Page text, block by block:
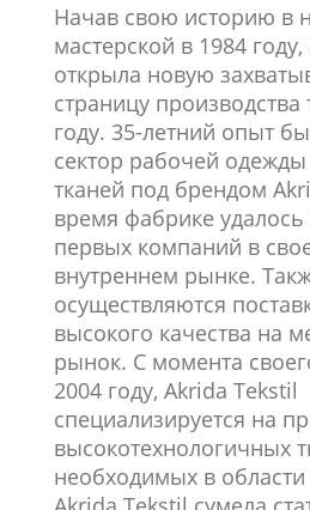
Начав свою историю в
мастерской в 1984
открыла новую
страницу производства
году. 35-летний опыт
сектор рабочей одежды
тканей под брендом
время фабрике
первых компаний в
внутреннем рынке.
осуществляются
высокого качества на
рынок. С момента
2004 году, Akrida Tekstil
специализируется на
высокотехнологичных
необходимых в